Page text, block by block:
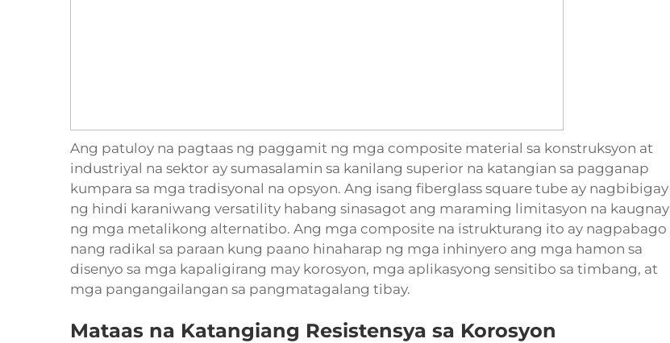
Ang patuloy na pagtaas ng paggamit ng mga composite material sa konstruksyon at
industriyal na sektor ay sumasalamin sa kanilang superior na katangian sa pagganap
kumpara sa mga tradisyonal na opsyon. Ang isang fiberglass square tube ay nagbibigay
ng hindi karaniwang versatility habang sinasagot ang maraming limitasyon na kaugnay
ng mga metalikong alternatibo. Ang mga composite na istrukturang ito ay nagpabago
nang radikal sa paraan kung paano hinaharap ng mga inhinyero ang mga hamon sa
disenyo sa mga kapaligirang may korosyon, mga aplikasyong sensitibo sa timbang, at
mga pangangailangan sa pangmatagalang tibay.
Mataas na Katangiang Resistensya sa Korosyon